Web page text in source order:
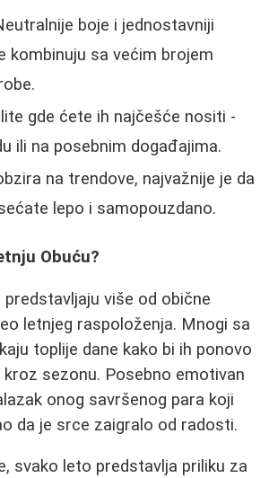
boje i jednostavniji
kombinuju sa većim brojem
gde ćete ih najčešće nositi -
ili na posebnim događajima.
na trendove, najvažnije je da
lepo i samopouzdano.
Obuću?
predstavljaju više od obične
letnjeg raspoloženja. Mnogi sa
toplije dane kako bi ih ponovo
sezonu. Posebno emotivan
onog savršenog para koji
da je srce zaigralo od radosti.
svako leto predstavlja priliku za